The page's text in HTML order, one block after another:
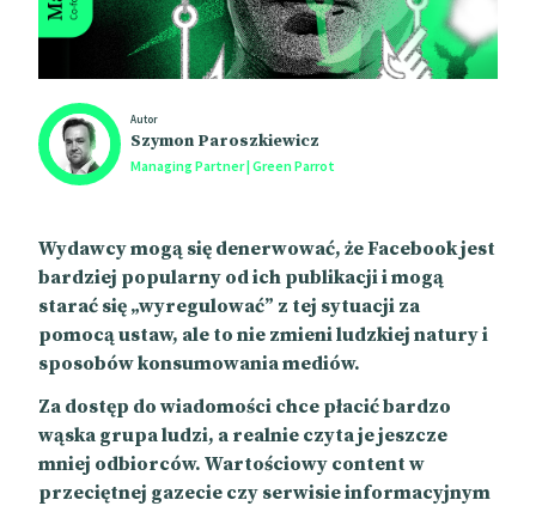
Autor
Szymon Paroszkiewicz
Managing Partner | Green Parrot
Wydawcy mogą się denerwować, że Facebook jest
bardziej popularny od ich publikacji i mogą
starać się „wyregulować” z tej sytuacji za
pomocą ustaw, ale to nie zmieni ludzkiej natury i
sposobów konsumowania mediów.
Za dostęp do wiadomości chce płacić bardzo
wąska grupa ludzi, a realnie czyta je jeszcze
mniej odbiorców. Wartościowy content w
przeciętnej gazecie czy serwisie informacyjnym